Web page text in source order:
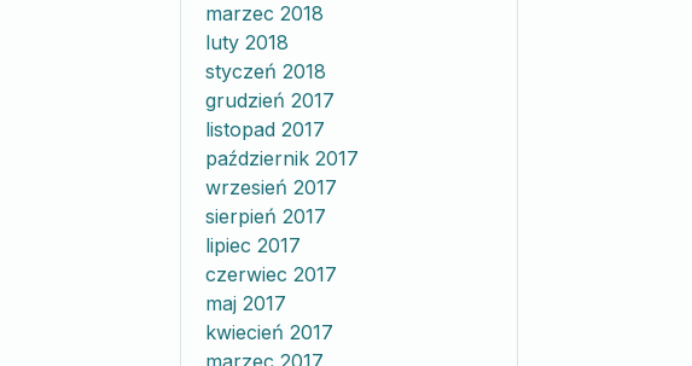
marzec 2018
luty 2018
styczeń 2018
grudzień 2017
listopad 2017
październik 2017
wrzesień 2017
sierpień 2017
lipiec 2017
czerwiec 2017
maj 2017
kwiecień 2017
marzec 2017